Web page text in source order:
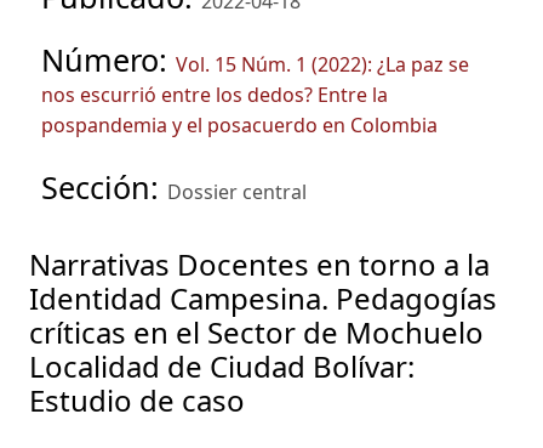
Número: Vol. 15 Núm. 1 (2022): ¿La paz se
nos escurrió entre los dedos? Entre la
pospandemia y el posacuerdo en Colombia
Sección: Dossier central
Narrativas Docentes en torno a la
Identidad Campesina. Pedagogías
críticas en el Sector de Mochuelo
Localidad de Ciudad Bolívar:
Estudio de caso